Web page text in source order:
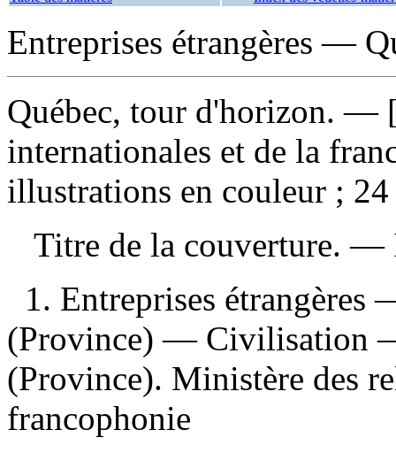
Entreprises étrangères —
Québec, tour d'horizon. —
internationales et de la
illustrations en couleur ;
Titre de la couverture. —
1. Entreprises étrangères
(Province) — Civilisation
(Province). Ministère des
francophonie